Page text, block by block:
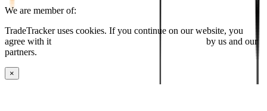
We are member of:
TradeTracker uses cookies. If you continue on our website, you
agree with it
by us and our
partners.
×